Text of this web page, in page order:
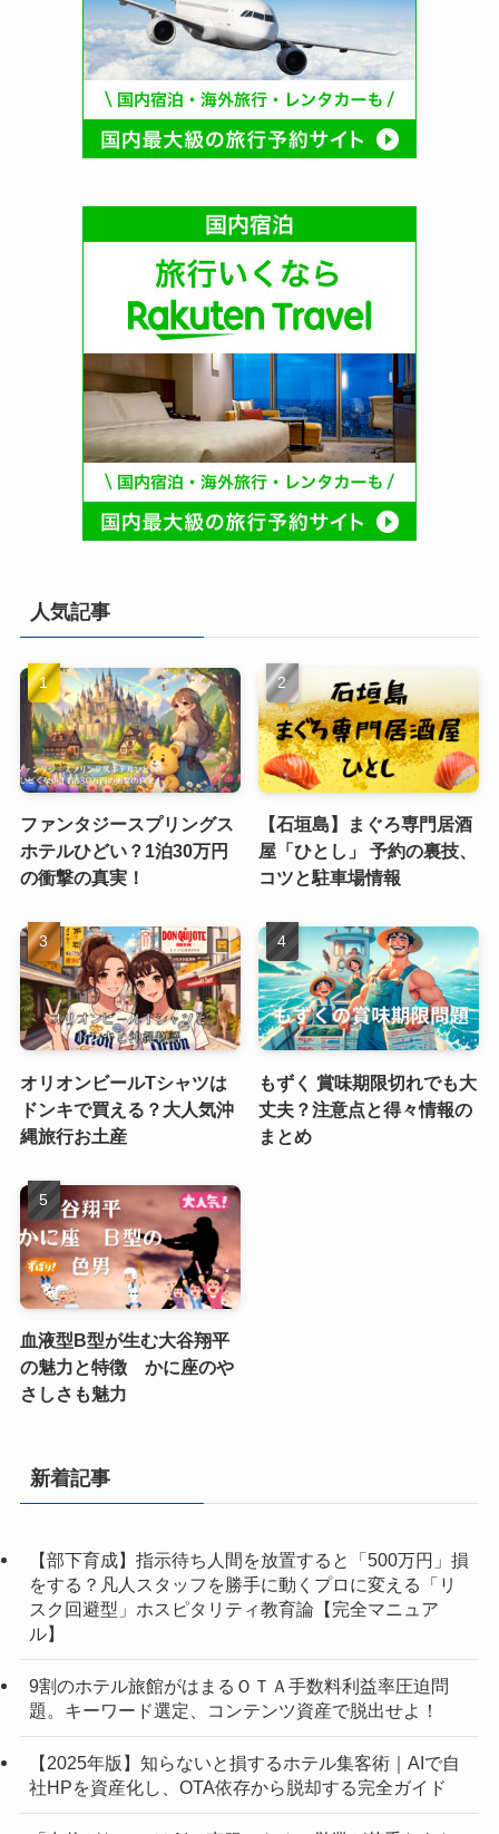
人気記事
ファンタジースプリングス
ホテルひどい？1泊30万円
の衝撃の真実！
【石垣島】まぐろ専門居酒
屋「ひとし」 予約の裏技、
コツと駐車場情報
オリオンビールTシャツは
ドンキで買える？大人気沖
縄旅行お土産
もずく 賞味期限切れでも大
丈夫？注意点と得々情報の
まとめ
血液型B型が生む大谷翔平
の魅力と特徴 かに座のや
さしさも魅力
新着記事
【部下育成】指示待ち人間を放置すると「500万円」損
をする？凡人スタッフを勝手に動くプロに変える「リ
スク回避型」ホスピタリティ教育論【完全マニュア
ル】
9割のホテル旅館がはまるＯＴＡ手数料利益率圧迫問
題。キーワード選定、コンテンツ資産で脱出せよ！
【2025年版】知らないと損するホテル集客術｜AIで自
社HPを資産化し、OTA依存から脱却する完全ガイド